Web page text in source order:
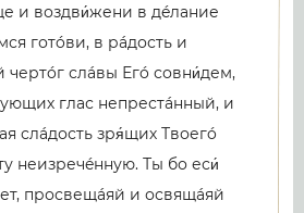
и воздви́жени в дéлание
готóви, в рáдость и
слáвы Егó совни́дем,
глас непрестáнный, и
слáдость зря́щих Твоегó
неизречéнную. Ты бо еси́
просвещáяй и освящáяй